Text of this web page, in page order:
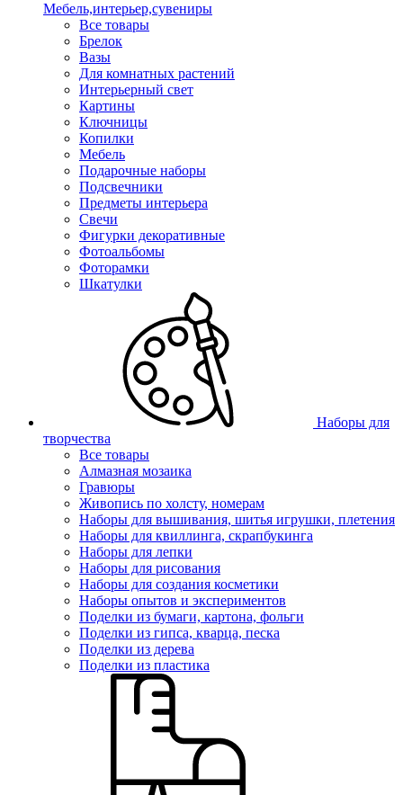
Мебель,интерьер,сувениры
Все товары
Брелок
Вазы
Для комнатных растений
Интерьерный свет
Картины
Ключницы
Копилки
Мебель
Подарочные наборы
Подсвечники
Предметы интерьера
Свечи
Фигурки декоративные
Фотоальбомы
Фоторамки
Шкатулки
Наборы для
творчества
Все товары
Алмазная мозаика
Гравюры
Живопись по холсту, номерам
Наборы для вышивания, шитья игрушки, плетения
Наборы для квиллинга, скрапбукинга
Наборы для лепки
Наборы для рисования
Наборы для создания косметики
Наборы опытов и экспериментов
Поделки из бумаги, картона, фольги
Поделки из гипса, кварца, песка
Поделки из дерева
Поделки из пластика